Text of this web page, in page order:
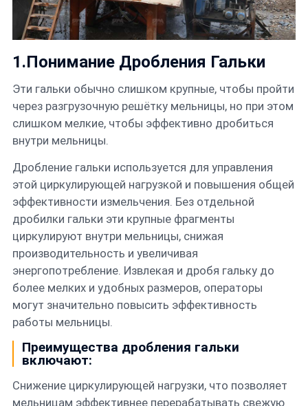
Русский
1.Понимание Дробления Гальки
Эти гальки обычно слишком крупные, чтобы пройти
через разгрузочную решётку мельницы, но при этом
слишком мелкие, чтобы эффективно дробиться
внутри мельницы.
Дробление гальки используется для управления
этой циркулирующей нагрузкой и повышения общей
эффективности измельчения. Без отдельной
дробилки гальки эти крупные фрагменты
циркулируют внутри мельницы, снижая
производительность и увеличивая
энергопотребление. Извлекая и дробя гальку до
более мелких и удобных размеров, операторы
могут значительно повысить эффективность
работы мельницы.
Преимущества дробления гальки
включают:
Снижение циркулирующей нагрузки, что позволяет
мельницам эффективнее перерабатывать свежую